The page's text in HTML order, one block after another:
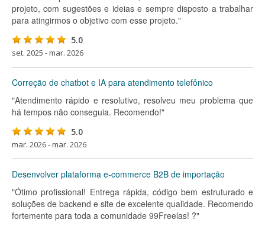
projeto, com sugestões e ideias e sempre disposto a trabalhar
para atingirmos o objetivo com esse projeto."
5.0
set. 2025 - mar. 2026
Correção de chatbot e IA para atendimento telefônico
"Atendimento rápido e resolutivo, resolveu meu problema que
há tempos não conseguia. Recomendo!"
5.0
mar. 2026 - mar. 2026
Desenvolver plataforma e-commerce B2B de importação
"Ótimo profissional! Entrega rápida, código bem estruturado e
soluções de backend e site de excelente qualidade. Recomendo
fortemente para toda a comunidade 99Freelas! ?"